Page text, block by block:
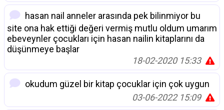
hasan nail anneler arasında pek bilinmiyor bu
site ona hak ettiği değeri vermiş mutlu oldum umarım
ebeveynler çocukları için hasan nailin kitaplarını da
düşünmeye başlar
18-02-2020 15:33
okudum güzel bir kitap çocuklar için çok uygun
03-06-2022 15:09